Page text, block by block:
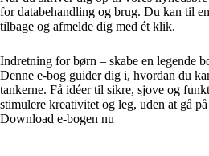
for databehandling og brug. Du kan til
tilbage og afmelde dig med ét klik.
Indretning for børn – skabe en legende
Denne e-bog guider dig i, hvordan du
tankerne. Få idéer til sikre, sjove og
stimulere kreativitet og leg, uden at gå
Download e-bogen nu